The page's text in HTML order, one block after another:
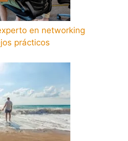
en networking
prácticos